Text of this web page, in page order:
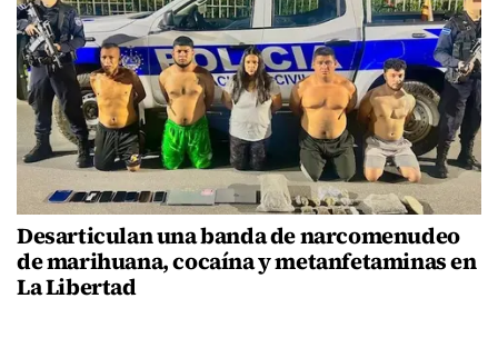
Desarticulan una banda de narcomenudeo
de marihuana, cocaína y metanfetaminas en
La Libertad